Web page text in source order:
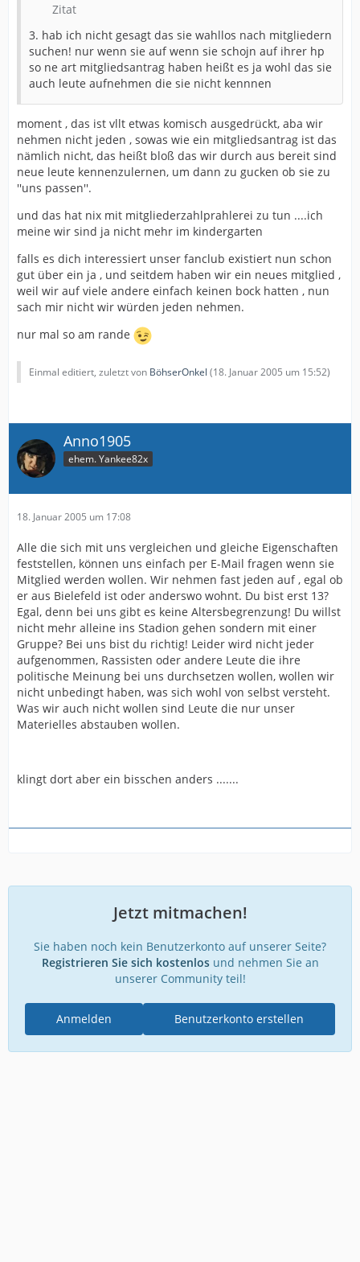
Zitat
3. hab ich nicht gesagt das sie wahllos nach mitgliedern
suchen! nur wenn sie auf wenn sie schojn auf ihrer hp
so ne art mitgliedsantrag haben heißt es ja wohl das sie
auch leute aufnehmen die sie nicht kennnen
moment , das ist vllt etwas komisch ausgedrückt, aba wir
nehmen nicht jeden , sowas wie ein mitgliedsantrag ist das
nämlich nicht, das heißt bloß das wir durch aus bereit sind
neue leute kennenzulernen, um dann zu gucken ob sie zu
''uns passen''.
und das hat nix mit mitgliederzahlprahlerei zu tun ....ich
meine wir sind ja nicht mehr im kindergarten
falls es dich interessiert unser fanclub existiert nun schon
gut über ein ja , und seitdem haben wir ein neues mitglied ,
weil wir auf viele andere einfach keinen bock hatten , nun
sach mir nicht wir würden jeden nehmen.
nur mal so am rande
Einmal editiert, zuletzt von BöhserOnkel (18. Januar 2005 um 15:52)
Anno1905
ehem. Yankee82x
18. Januar 2005 um 17:08
Alle die sich mit uns vergleichen und gleiche Eigenschaften
feststellen, können uns einfach per E-Mail fragen wenn sie
Mitglied werden wollen. Wir nehmen fast jeden auf , egal ob
er aus Bielefeld ist oder anderswo wohnt. Du bist erst 13?
Egal, denn bei uns gibt es keine Altersbegrenzung! Du willst
nicht mehr alleine ins Stadion gehen sondern mit einer
Gruppe? Bei uns bist du richtig! Leider wird nicht jeder
aufgenommen, Rassisten oder andere Leute die ihre
politische Meinung bei uns durchsetzen wollen, wollen wir
nicht unbedingt haben, was sich wohl von selbst versteht.
Was wir auch nicht wollen sind Leute die nur unser
Materielles abstauben wollen.
klingt dort aber ein bisschen anders .......
Jetzt mitmachen!
Sie haben noch kein Benutzerkonto auf unserer Seite?
Registrieren Sie sich kostenlosund nehmen Sie an
unserer Community teil!
Benutzerkonto erstellen
Anmelden